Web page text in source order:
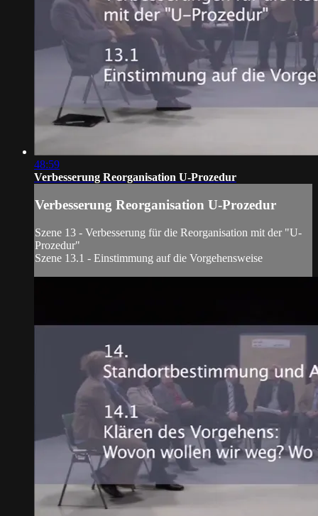
48:59
Verbesserung Reorganisation U-Prozedur
Verbesserung Reorganisation U-Prozedur
Szene 13 - Verbesserung für die Reorganisation mit der "U-
Prozedur"
Szene 13.1 - Einstimmung auf die Vorgehensweise